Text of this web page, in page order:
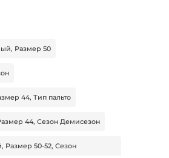
Размер 50
44, Тип пальто
44, Сезон Демисезон
Размер 50-52, Сезон